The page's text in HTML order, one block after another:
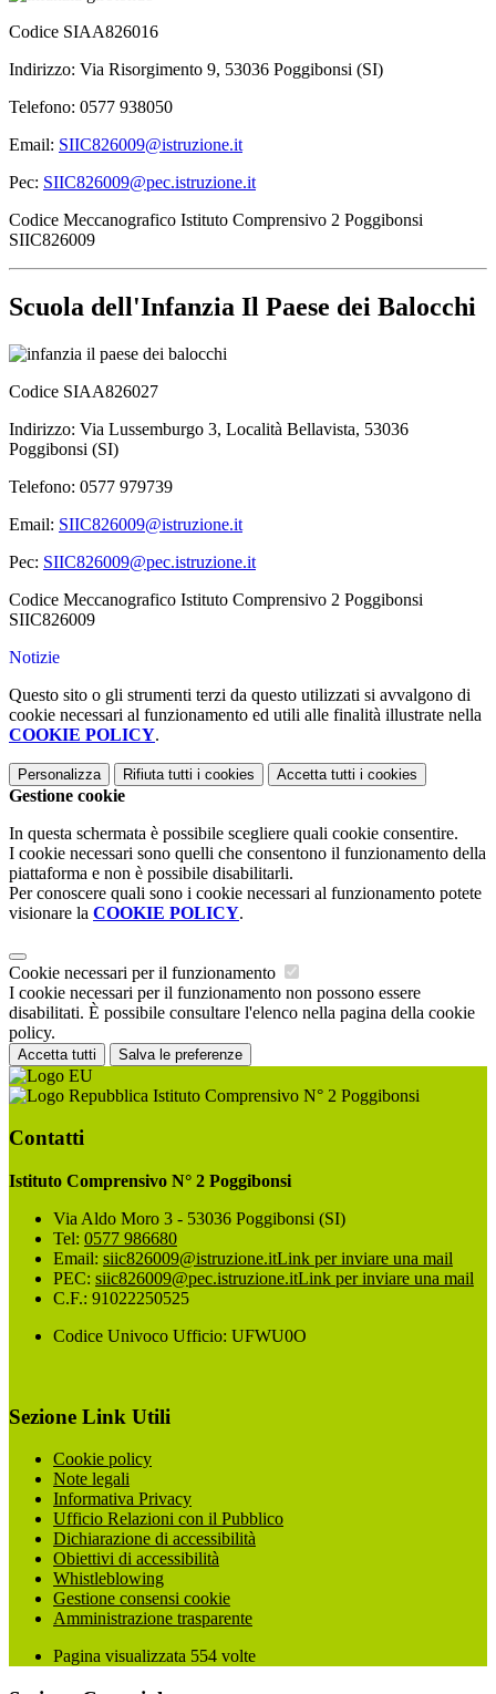
Codice SIAA826016
Indirizzo: Via Risorgimento 9, 53036 Poggibonsi (SI)
Telefono: 0577 938050
Email: SIIC826009@istruzione.it
Pec: SIIC826009@pec.istruzione.it
Codice Meccanografico Istituto Comprensivo 2 Poggibonsi
SIIC826009
Scuola dell'Infanzia Il Paese dei Balocchi
Codice SIAA826027
Indirizzo: Via Lussemburgo 3, Località Bellavista, 53036
Poggibonsi (SI)
Telefono: 0577 979739
Email: SIIC826009@istruzione.it
Pec: SIIC826009@pec.istruzione.it
Codice Meccanografico Istituto Comprensivo 2 Poggibonsi
SIIC826009
Notizie
Questo sito o gli strumenti terzi da questo utilizzati si avvalgono di
cookie necessari al funzionamento ed utili alle finalità illustrate nella
COOKIE POLICY.
Personalizza Rifiuta tutti i cookies Accetta tutti i cookies
Gestione cookie
In questa schermata è possibile scegliere quali cookie consentire.
I cookie necessari sono quelli che consentono il funzionamento della
piattaforma e non è possibile disabilitarli.
Per conoscere quali sono i cookie necessari al funzionamento potete
visionare la COOKIE POLICY.
Cookie necessari per il funzionamento
I cookie necessari per il funzionamento non possono essere
disabilitati. È possibile consultare l'elenco nella pagina della cookie
policy.
Accetta tutti Salva le preferenze
Istituto Comprensivo N° 2 Poggibonsi
Contatti
Istituto Comprensivo N° 2 Poggibonsi
Via Aldo Moro 3 - 53036 Poggibonsi (SI)
Tel: 0577 986680
Email: siic826009@istruzione.itLink per inviare una mail
PEC: siic826009@pec.istruzione.itLink per inviare una mail
C.F.: 91022250525
Codice Univoco Ufficio: UFWU0O
Sezione Link Utili
Cookie policy
Note legali
Informativa Privacy
Ufficio Relazioni con il Pubblico
Dichiarazione di accessibilità
Obiettivi di accessibilità
Whistleblowing
Gestione consensi cookie
Amministrazione trasparente
Pagina visualizzata 554 volte